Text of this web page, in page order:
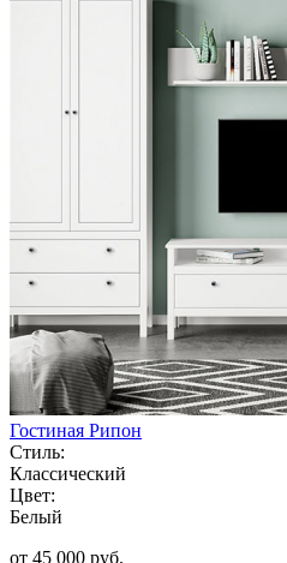
Гостиная Рипон
Стиль:
Классический
Цвет:
Белый
от 45 000 руб.